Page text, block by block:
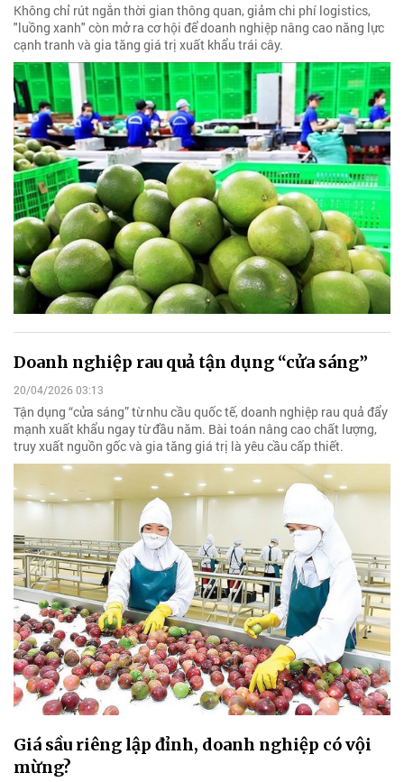
Không chỉ rút ngắn thời gian thông quan, giảm chi phí logistics,
"luồng xanh" còn mở ra cơ hội để doanh nghiệp nâng cao năng lực
cạnh tranh và gia tăng giá trị xuất khẩu trái cây.
Doanh nghiệp rau quả tận dụng “cửa sáng”
20/04/2026 03:13
Tận dụng “cửa sáng” từ nhu cầu quốc tế, doanh nghiệp rau quả đẩy
mạnh xuất khẩu ngay từ đầu năm. Bài toán nâng cao chất lượng,
truy xuất nguồn gốc và gia tăng giá trị là yêu cầu cấp thiết.
Giá sầu riêng lập đỉnh, doanh nghiệp có vội
mừng?